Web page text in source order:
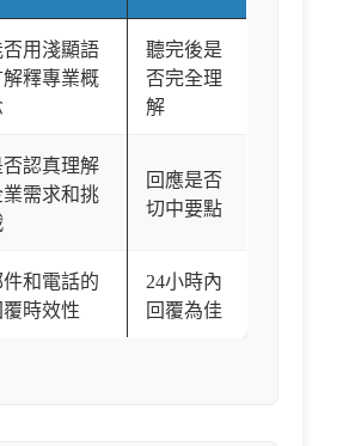
否用淺顯語
解釋專業概
聽完後是
否完全理
解
否認真理解
業需求和挑
回應是否
切中要點
件和電話的
覆時效性
24小時內
回覆為佳